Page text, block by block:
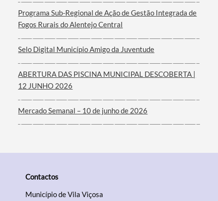
Programa Sub-Regional de Ação de Gestão Integrada de
Fogos Rurais do Alentejo Central
Selo Digital Município Amigo da Juventude
ABERTURA DAS PISCINA MUNICIPAL DESCOBERTA |
12 JUNHO 2026
Mercado Semanal – 10 de junho de 2026
Contactos
Município de Vila Viçosa